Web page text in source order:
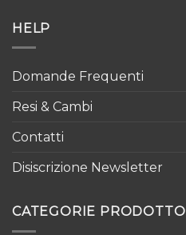
HELP
Domande Frequenti
Resi & Cambi
Contatti
Disiscrizione Newsletter
CATEGORIE PRODOTTO